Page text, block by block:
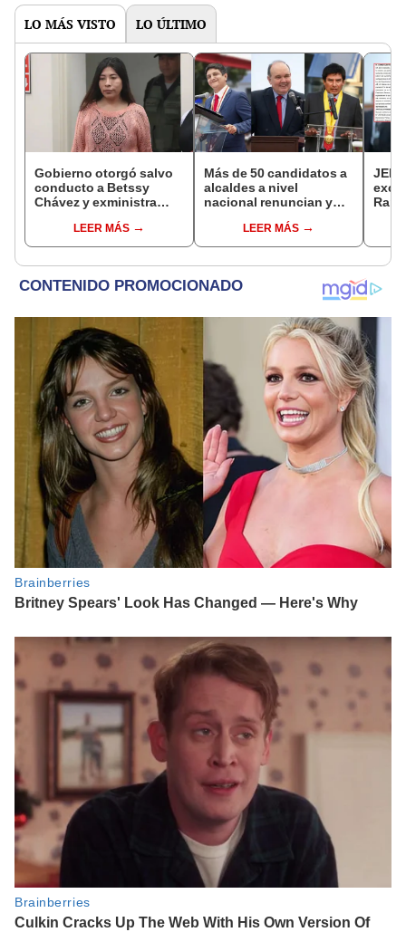
LO MÁS VISTO LO ÚLTIMO
Gobierno otorgó salvo
conducto a Betssy
Chávez y exministra
madrugadaLEER MÁS
Más de 50 candidatos a
alcaldes a nivel
nacional renuncian y
encubiertaLEER MÁS
JEE